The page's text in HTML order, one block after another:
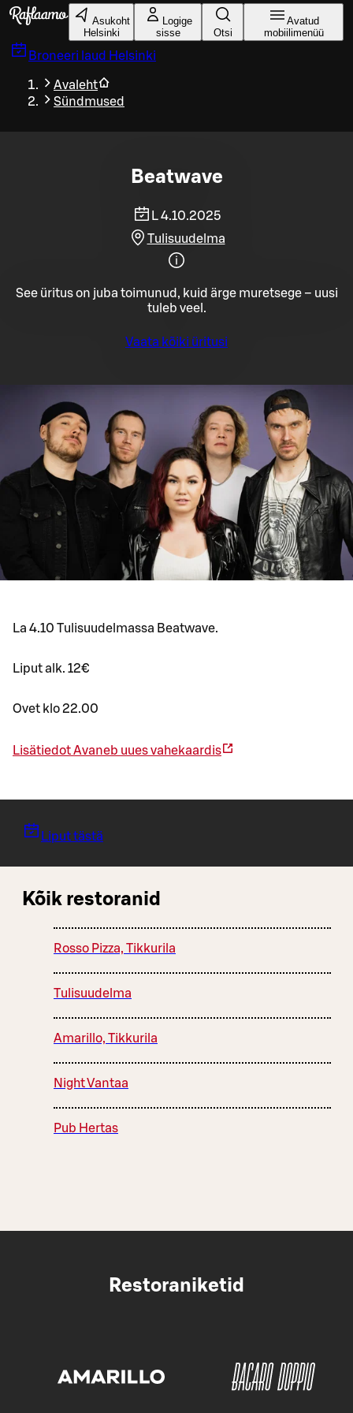
Liigu peamise sisu juurde
Asukoht
Helsinki
Logige
sisse
Otsi
Avatud
mobiilimenüü
Broneeri laud Helsinki
Avaleht
Sündmused
Beatwave
L 4.10.2025
Tulisuudelma
See üritus on juba toimunud, kuid ärge muretsege – uusi
tuleb veel.
Vaata kõiki üritusi
La 4.10 Tulisuudelmassa Beatwave.
Liput alk. 12€
Ovet klo 22.00
LisätiedotAvaneb uues vahekaardis
Liput tästä
Kõik restoranid
Rosso Pizza, Tikkurila
Tulisuudelma
Amarillo, Tikkurila
Night Vantaa
Pub Hertas
Restoraniketid